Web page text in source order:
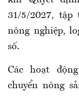
31/5/2027,
nông nghiệp,
số.
Các hoạt
chuyển nông